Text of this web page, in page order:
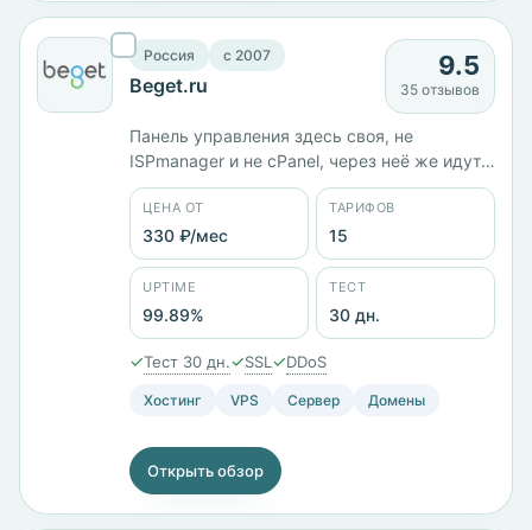
Россия c 2007
Beget.ru
9.5
35 отзывов
Панель управления здесь своя, не
ISPmanager и не cPanel, через неё же идут
домены и почта. В каталоге 15 тарифов от
330 ₽/мес, площадки в России, Казахстане
и Латвии. Юрлицо — ООО «Бегет»,
компания на рынке с 2007 года. Тестовый
период 30 дней, заявленный uptime 99,89%.
ЦЕНА ОТ
330 ₽/мес
ТАРИФОВ
15
UPTIME
99.89%
ТЕСТ
30 дн.
✓Тест 30 дн.✓SSL ✓DDoS
Хостинг VPS Сервер Домены
Открыть обзор